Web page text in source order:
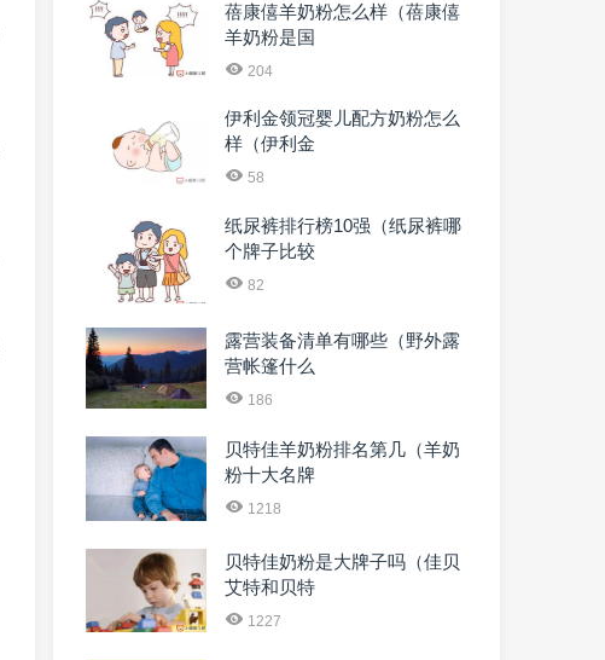
蓓康僖羊奶粉怎么样（蓓康僖
羊奶粉是国
204
伊利金领冠婴儿配方奶粉怎么
样（伊利金
58
纸尿裤排行榜10强（纸尿裤哪
个牌子比较
82
露营装备清单有哪些（野外露
营帐篷什么
186
贝特佳羊奶粉排名第几（羊奶
粉十大名牌
1218
贝特佳奶粉是大牌子吗（佳贝
艾特和贝特
1227